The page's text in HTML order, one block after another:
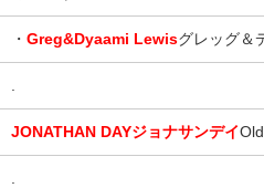
・ Greg&Dyaami Lewisグレッグ＆
JONATHAN DAYジョナサンデイ